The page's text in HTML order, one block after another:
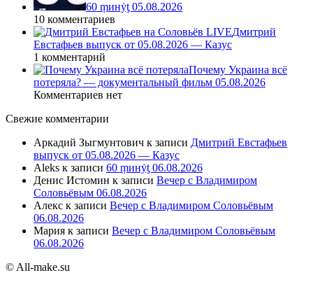
60 ṃинẏƫ 05.08.2026
10 комментариев
Дмитрий
Евстафьев выпуск от 05.08.2026 — Казус
1 комментарий
Почему Украина всё
потеряла? — документальный фильм 05.08.2026
Комментариев нет
Свежие комментарии
Аркадий Зыгмунтович к записи Дмитрий Евстафьев
выпуск от 05.08.2026 — Казус
Aleks к записи 60 ṃинẏƫ 06.08.2026
Денис Истомин к записи Вечер с Владимиром
Соловьёвым 06.08.2026
Алекс к записи Вечер с Владимиром Соловьёвым
06.08.2026
Мария к записи Вечер с Владимиром Соловьёвым
06.08.2026
© All-make.su